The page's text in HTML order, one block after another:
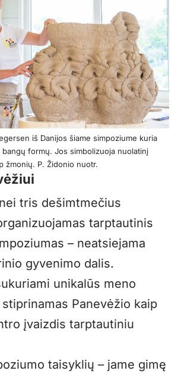
iš Danijos šiame simpoziume kuria
formų. Jos simbolizuoja nuolatinį
žmonių. P. Židonio nuotr.
tris dešimtmečius
tarptautinis
– neatsiejama
gyvenimo dalis.
unikalūs meno
Panevėžio kaip
įvaizdis tarptautiniu
taisyklių – jame gimę